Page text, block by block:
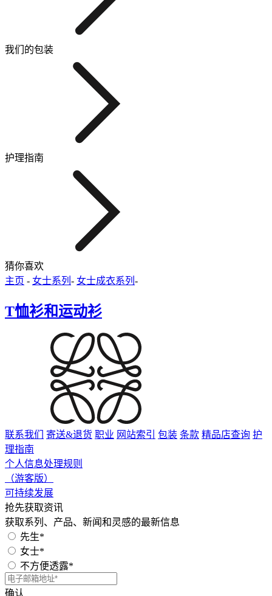
我们的包装
护理指南
猜你喜欢
主页 - 女士系列 - 女士成衣系列 -
T恤衫和运动衫
联系我们 寄送&退货 职业 网站索引 包装 条款 精品店查询 护
理指南
个人信息处理规则
（游客版）
可持续发展
抢先获取资讯
获取系列、产品、新闻和灵感的最新信息
先生*
女士*
不方便透露*
确认